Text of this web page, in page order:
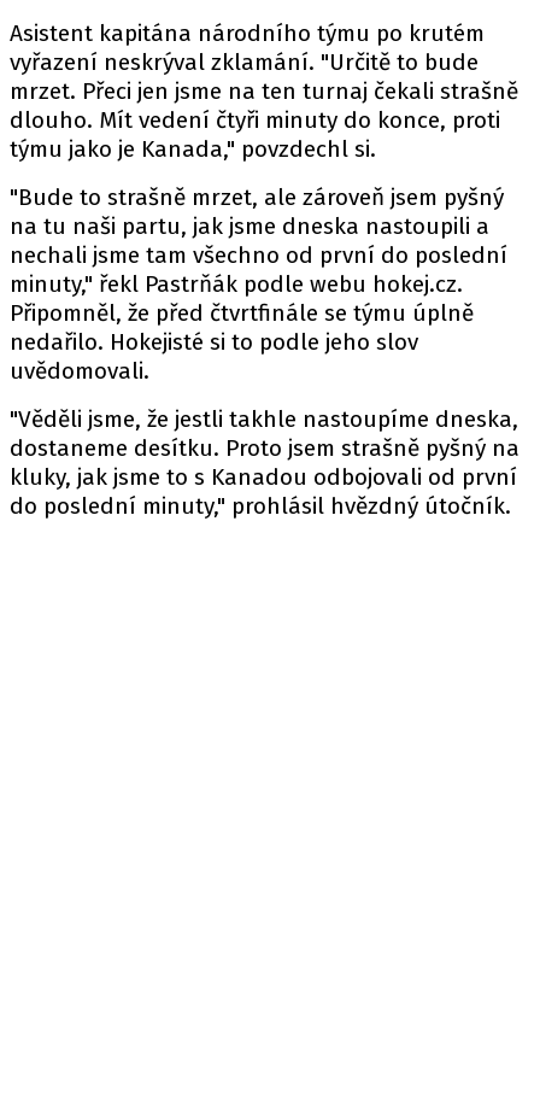
Asistent kapitána národního týmu po krutém
vyřazení neskrýval zklamání. "Určitě to bude
mrzet. Přeci jen jsme na ten turnaj čekali strašně
dlouho. Mít vedení čtyři minuty do konce, proti
týmu jako je Kanada," povzdechl si.
"Bude to strašně mrzet, ale zároveň jsem pyšný
na tu naši partu, jak jsme dneska nastoupili a
nechali jsme tam všechno od první do poslední
minuty," řekl Pastrňák podle webu hokej.cz.
Připomněl, že před čtvrtfinále se týmu úplně
nedařilo. Hokejisté si to podle jeho slov
uvědomovali.
"Věděli jsme, že jestli takhle nastoupíme dneska,
dostaneme desítku. Proto jsem strašně pyšný na
kluky, jak jsme to s Kanadou odbojovali od první
do poslední minuty," prohlásil hvězdný útočník.